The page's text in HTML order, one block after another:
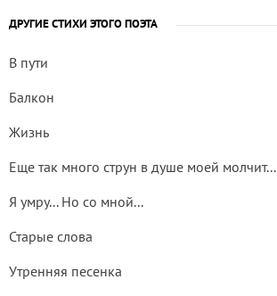
ДРУГИЕ СТИХИ ЭТОГО ПОЭТА
В пути
Балкон
Жизнь
Еще так много струн в душе моей молчит...
Я умру... Но со мной...
Старые слова
Утренняя песенка